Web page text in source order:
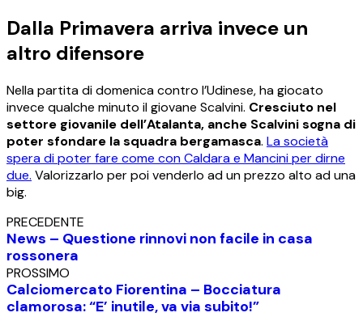
Dalla Primavera arriva invece un
altro difensore
Nella partita di domenica contro l’Udinese, ha giocato
invece qualche minuto il giovane Scalvini. Cresciuto nel
settore giovanile dell’Atalanta, anche Scalvini sogna di
poter sfondare la squadra bergamasca. La società
spera di poter fare come con Caldara e Mancini per dirne
due. Valorizzarlo per poi venderlo ad un prezzo alto ad una
big.
PRECEDENTE
News – Questione rinnovi non facile in casa
rossonera
PROSSIMO
Calciomercato Fiorentina – Bocciatura
clamorosa: “E’ inutile, va via subito!”